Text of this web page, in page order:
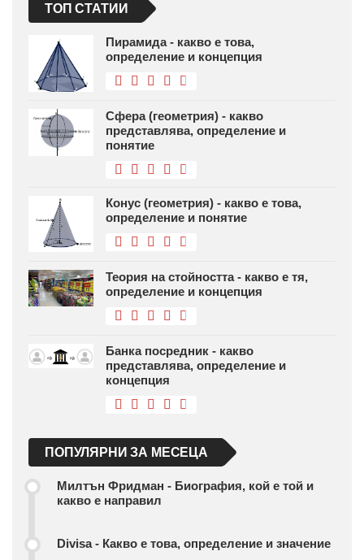
ТОП СТАТИИ
Пирамида - какво е това,
определение и концепция
Сфера (геометрия) - какво
представлява, определение и
понятие
Конус (геометрия) - какво е това,
определение и понятие
Теория на стойността - какво е тя,
определение и концепция
Банка посредник - какво
представлява, определение и
концепция
ПОПУЛЯРНИ ЗА МЕСЕЦА
Милтън Фридман - Биография, кой е той и
какво е направил
Divisa - Какво е това, определение и значение